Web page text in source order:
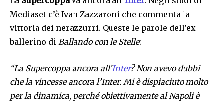
Mediaset c’è Ivan Zazzaroni che commenta la
vittoria dei nerazzurri. Queste le parole dell’ex
ballerino di Ballando con le Stelle:
“La Supercoppa ancora all’Inter? Non avevo dubbi
che la vincesse ancora l’Inter. Mi è dispiaciuto molto
per la dinamica, perché obiettivamente al Napoli è